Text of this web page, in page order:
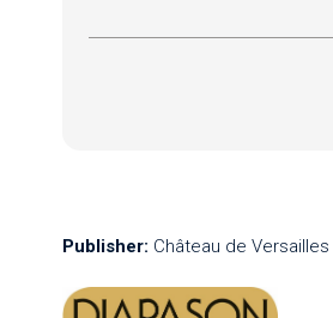
Publisher: Château de